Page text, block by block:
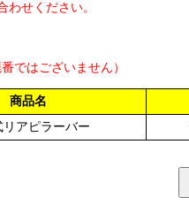
わせください。
ではございません）
商品名
リアピラーバー